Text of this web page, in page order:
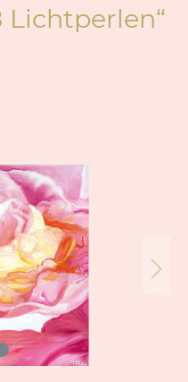
Lichtperlen“